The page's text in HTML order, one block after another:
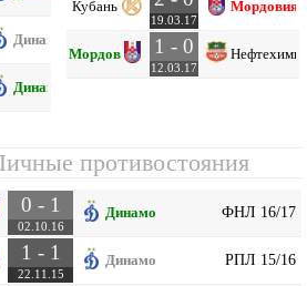
Динамо
Динамо
Кубань
19.03.17
Мордовия
Мордовия 1 - 0
12.03.17
Нефтехимик
противостояния
0 - 1
02.10.16
Динамо ФНЛ 16/17
1 - 1
22.11.15
Динамо РПЛ 15/16